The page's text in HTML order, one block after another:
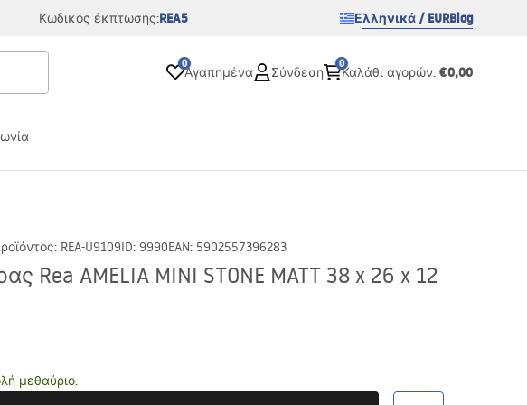
Κωδικός έκπτωσης:REA5 Ελληνικά / EURBlog
0
Αγαπημένα Σύνδεση
0
Καλάθι αγορών: €0,00
: REA-U9109ID: 9990EAN: 5902557396283
Rea AMELIA MINI STONE MATT 38 x 26 x 12
μεθαύριο.